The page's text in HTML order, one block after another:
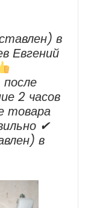
в
Евгений
2 часов
товара
✔
в